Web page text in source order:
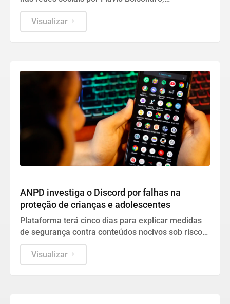
configurando violação de regras da detenção.
Visualizar
ANPD investiga o Discord por falhas na
proteção de crianças e adolescentes
Plataforma terá cinco dias para explicar medidas
de segurança contra conteúdos nocivos sob risco
de multa e até suspensão no Brasil.
Visualizar